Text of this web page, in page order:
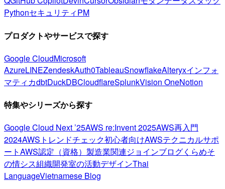
PythonセキュリティPM
プロダクトやサービスで探す
Google CloudMicrosoft
AzureLINEZendeskAuth0TableauSnowflakeAlteryxインフォ
マティカdbtDuckDBCloudflareSplunkVision OneNotion
特集やシリーズから探す
Google Cloud Next ’25AWS re:Invent 2025AWS再入門
2024AWSトレンドチェック初心者向けAWSテクニカルサポ
ートAWS認定（資格） 製造業関連ジョインブログくらめそ
の情シス組織開発室の活動デザインThai
LanguageVietnamese Blog